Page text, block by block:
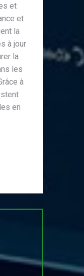
et
et
la
à jour
la
les
à
en